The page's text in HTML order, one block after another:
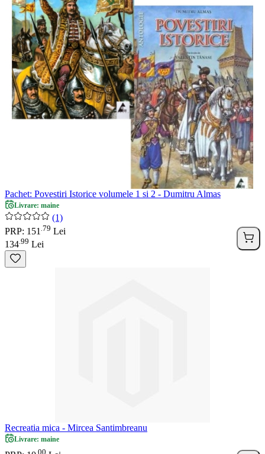
Pachet: Povestiri Istorice volumele 1 si 2 - Dumitru Almas
Livrare: maine
(1)
PRP: 151 79 Lei
134 99 Lei
Recreatia mica - Mircea Santimbreanu
Livrare: maine
00